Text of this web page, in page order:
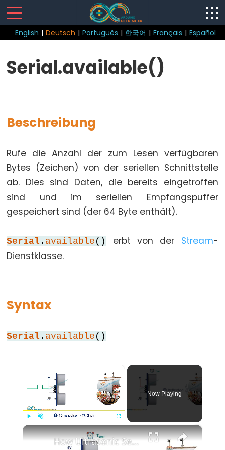
English | Deutsch | Português | 한국어 | Français | Español
Structure
break
continue
do...while
for
goto
switch...case
while
(Kommentarblock)
Serial.available()
Beschreibung
Rufe die Anzahl der zum Lesen verfügbaren
Bytes (Zeichen) von der seriellen Schnittstelle
ab. Dies sind Daten, die bereits eingetroffen
sind und im seriellen Empfangspuffer
gespeichert sind (der 64 Byte enthält).
Serial . available () erbt von der Stream-
Dienstklasse.
Syntax
Serial . available ()
Now Playing
×
How Ultrasonic Sensor Works